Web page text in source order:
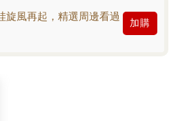
風再起，精選周邊看過
加購